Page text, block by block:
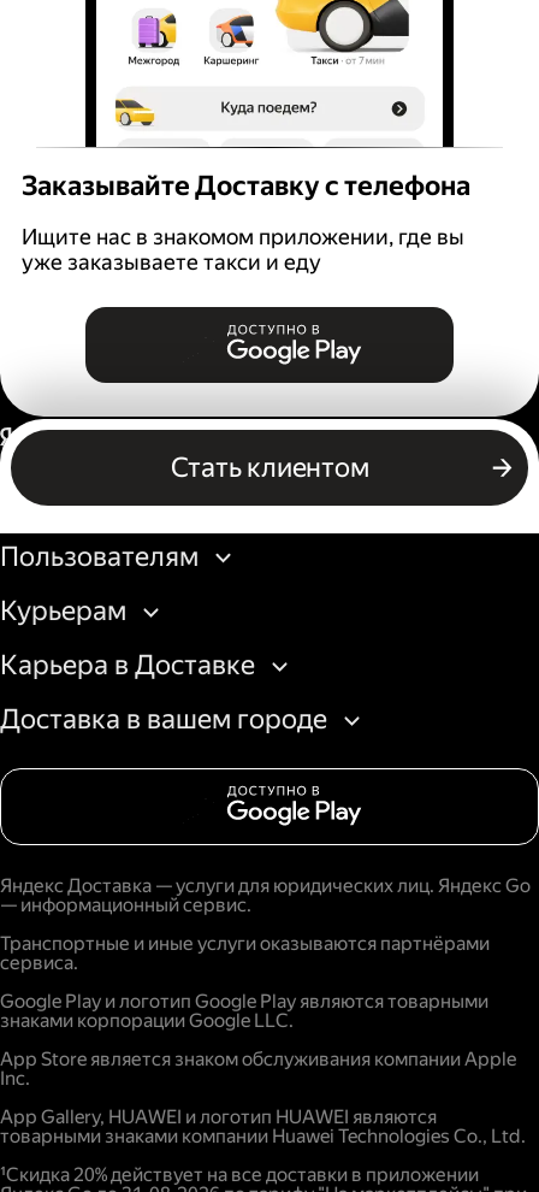
Заказывайте Доставку с телефона
Ищите нас в знакомом приложении, где вы
уже заказываете такси и еду
Стать клиентом
Россия
Бизнесу
Пользователям
Курьерам
Карьера в Доставке
Доставка в вашем городе
Яндекс Доставка — услуги для юридических лиц. Яндекс Go
— информационный сервис.
Транспортные и иные услуги оказываются партнёрами
сервиса.
Google Play и логотип Google Play являются товарными
знаками корпорации Google LLC.
App Store является знаком обслуживания компании Apple
Inc.
App Gallery, HUAWEI и логотип HUAWEI являются
товарными знаками компании Huawei Technologies Co., Ltd.
¹Скидка 20% действует на все доставки в приложении